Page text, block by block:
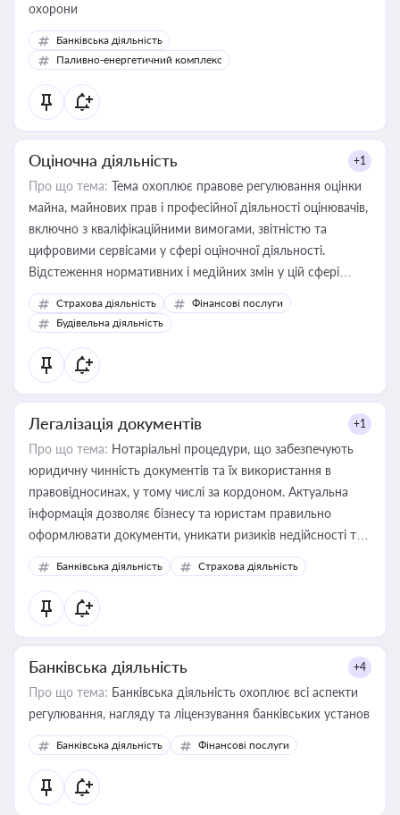
охорони
Банківська діяльність
Паливно-енергетичний комплекс
Оціночна діяльність +1
Про що тема: Тема охоплює правове регулювання оцінки
майна, майнових прав і професійної діяльності оцінювачів,
включно з кваліфікаційними вимогами, звітністю та
цифровими сервісами у сфері оціночної діяльності.
Відстеження нормативних і медійних змін у цій сфері
корисне для власника бізнесу, керівника, юриста або
бухгалтера під час оподаткування, приватизації, оренди
державного майна, корпоративних угод і перевірки
статусу суб'єктів оціночної діяльності
Страхова діяльність
Фінансові послуги
Будівельна діяльність
Легалізація документів +1
Про що тема: Нотаріальні процедури, що забезпечують
юридичну чинність документів та їх використання в
правовідносинах, у тому числі за кордоном. Актуальна
інформація дозволяє бізнесу та юристам правильно
оформлювати документи, уникати ризиків недійсності та
забезпечувати їх належне прийняття органами влади та
контрагентами
Банківська діяльність Страхова діяльність
Банківська діяльність +4
Про що тема: Банківська діяльність охоплює всі аспекти
регулювання, нагляду та ліцензування банківських установ
Банківська діяльність Фінансові послуги